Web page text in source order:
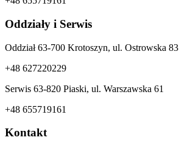
Oddziały i Serwis
Oddział 63-700 Krotoszyn, ul. Ostrowska 83
+48 627220229
Serwis 63-820 Piaski, ul. Warszawska 61
+48 655719161
Kontakt